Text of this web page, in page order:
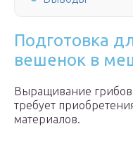
Подготовка
вешенок в
Выращивание
требует
материалов.